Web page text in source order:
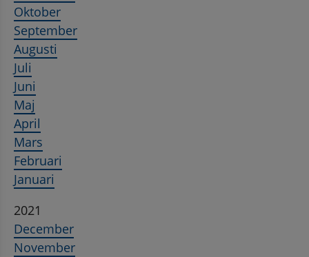
Oktober
September
Augusti
Juli
Juni
Maj
April
Mars
Februari
Januari
2021
December
November